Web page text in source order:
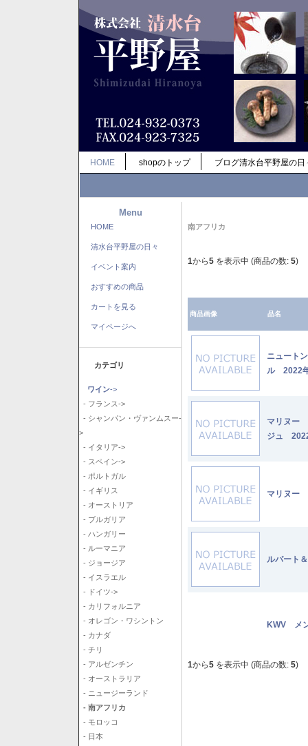
HOME shopのトップ ブログ清水台平野屋の日
Menu
HOME
清水台平野屋の日々
イベント案内
おすすめの商品
カートを見る
マイページへ
カテゴリ
ワイン->
- フランス->
- シャンパン・ヴァンムスー-
>
- イタリア->
- スペイン->
- ポルトガル
- イギリス
- オーストリア
- ブルガリア
- ハンガリー
- ルーマニア
- ジョージア
- イスラエル
- ドイツ->
- カリフォルニア
- オレゴン・ワシントン
- カナダ
- チリ
- アルゼンチン
- オーストラリア
- ニュージーランド
- 南アフリカ
- モロッコ
- 日本
南アフリカ
1から5 を表示中 (商品の数: 5)
商品画像 品名
ニュート
ル 2022
マリヌー
ジュ
マリヌー
ルバート
KWV メ
1から5 を表示中 (商品の数: 5)